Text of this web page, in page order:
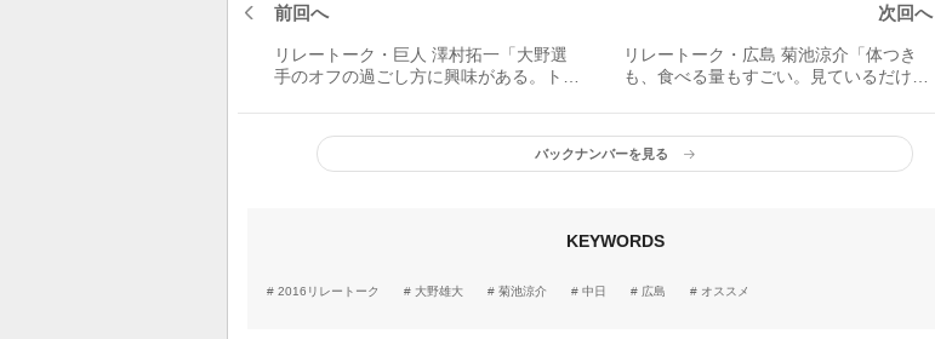
前回へ
リレートーク・巨人 澤村拓一「大野選
手のオフの過ごし方に興味がある。トレ
的を持って取り組んでるの？」
次回へ
リレートーク・広島 菊池涼介「体つき
も、食べる量もすごい。見ているだけで
バックナンバーを見る
KEYWORDS
2016リレートーク 大野雄大 菊池涼介 中日 広島 オススメ